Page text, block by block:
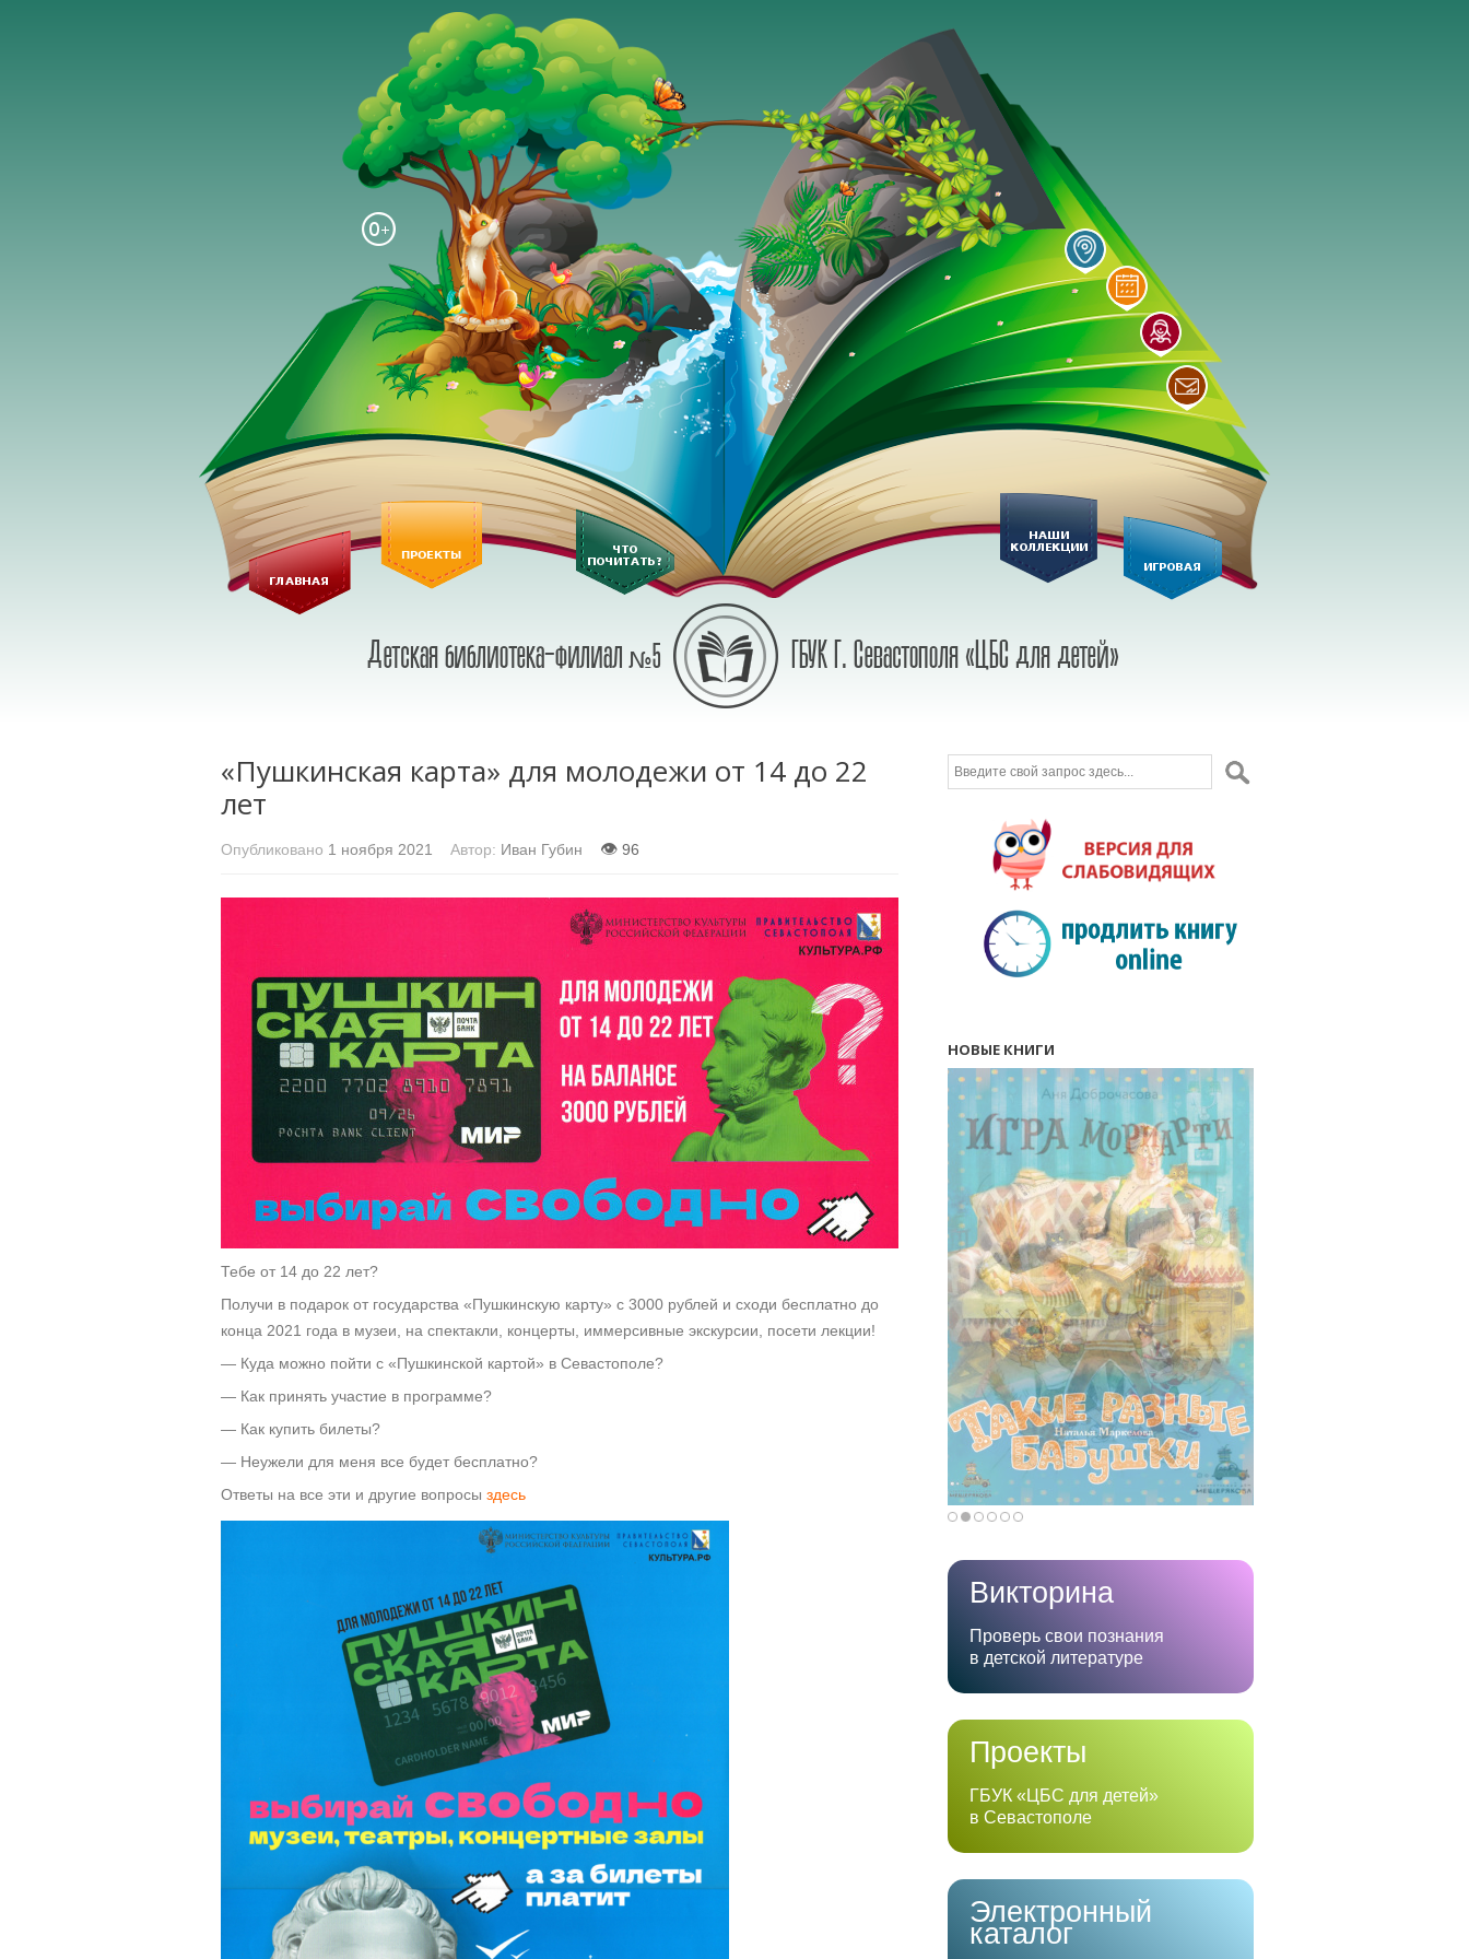
«Пушкинская карта» для молодежи от 14 до 22
лет
Опубликовано 1 ноября 2021 Автор: Иван Губин 👁 96
Тебе от 14 до 22 лет?
Получи в подарок от государства «Пушкинскую карту» с 3000 рублей и сходи бесплатно до
конца 2021 года в музеи, на спектакли, концерты, иммерсивные экскурсии, посети лекции!
— Куда можно пойти с «Пушкинской картой» в Севастополе?
— Как принять участие в программе?
— Как купить билеты?
— Неужели для меня все будет бесплатно?
Ответы на все эти и другие вопросы здесь
НОВЫЕ КНИГИ
Викторина
Проверь свои познания
в детской литературе
Проекты
ГБУК «ЦБС для детей»
в Севастополе
Электронный
каталог